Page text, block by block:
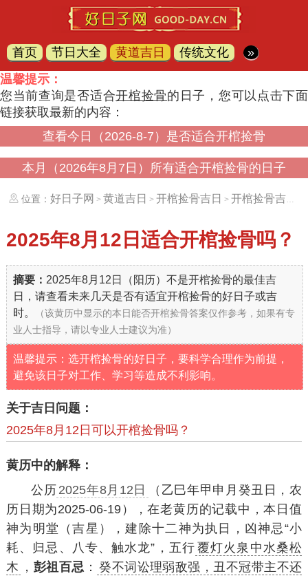
首页 节日大全 黄道吉日 传统文化
»
温馨提示：
您当前查询是否适合开棺捡骨的日子，您可以点击下面
链接获取最新的内容：
查看今日（2026-8-7）是否适合开棺捡骨
本月（2026年8月7日）所有适合开棺捡骨的日子
位置： 好日子网 > 黄道吉日 > 开棺捡骨吉日 > 开棺捡骨吉日（20250812）
2025年8月12日 适合开棺捡骨吗？
摘要： 2025年8月12日（阳历）不是开棺捡骨的最佳吉
日，请查看未来几天是否有适宜开棺捡骨的好日子或吉
时。
（该黄历中显示的本日能否开棺捡骨答案仅作参考，如果有专
业人士指导，请以专业人士建议为准）
温馨提示：选开棺捡骨的好日子，要科学合理作为前提，
避免该日子对工作、学习等造成不利影响。
关于吉日问题：
2025年8月12日可以开棺捡骨吗？
黄历中的解释：
公历 2025年8月12日
（乙巳年甲申月癸丑日，农
历日期为2025-06-19），在老黄历的记载中，本日值
神为明堂（吉星），建除十二神为执日，凶神忌“小
耗、归忌、八专、触水龙”，五行 覆灯火泉中水桑松
木 ， 彭祖百忌 ： 癸不词讼理弱敌强，丑不冠带主不还